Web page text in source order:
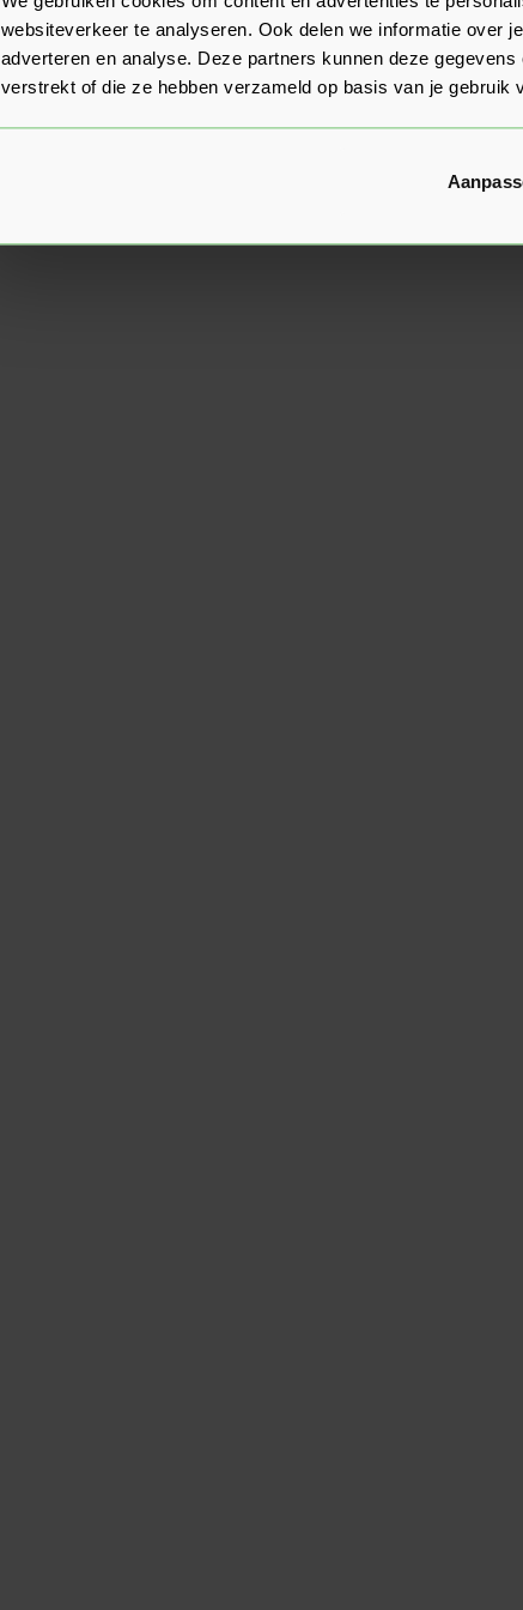
websiteverkeer te analyseren. Ook delen we informatie over
adverteren en analyse. Deze partners kunnen deze
verstrekt of die ze hebben verzameld op basis van je gebruik